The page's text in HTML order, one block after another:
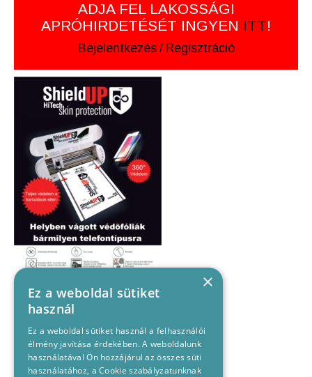
ADJA FEL LAKOSSÁGI
APRÓHIRDETÉSÉT INGYEN ITT!
Bejelentkezés / Regisztráció
×
Ez a weboldal sütiket
használ
Ez a weboldal sütiket használ a felhasználói
élmény javítása érdekében. A weboldalunk
használatával Ön hozzájárul az összes süti
használatához, a Cookie szabályzatunknak